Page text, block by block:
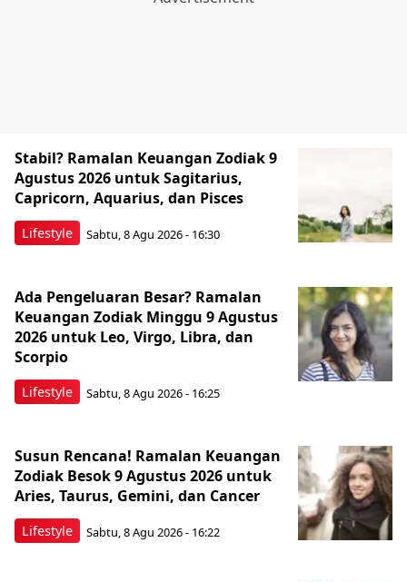
Lifestyle
Stabil? Ramalan Keuangan Zodiak 9
Agustus 2026 untuk Sagitarius,
Capricorn, Aquarius, dan Pisces
Sabtu, 8 Agu 2026 - 16:30
Lifestyle
Ada Pengeluaran Besar? Ramalan
Keuangan Zodiak Minggu 9 Agustus
2026 untuk Leo, Virgo, Libra, dan
Scorpio
Sabtu, 8 Agu 2026 - 16:25
Lifestyle
Susun Rencana! Ramalan Keuangan
Zodiak Besok 9 Agustus 2026 untuk
Aries, Taurus, Gemini, dan Cancer
Sabtu, 8 Agu 2026 - 16:22